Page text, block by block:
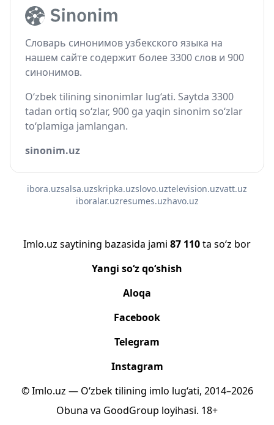
Словарь синонимов узбекского языка на
нашем сайте содержит более 3300 слов и 900
синонимов.
O‘zbek tilining sinonimlar lug‘ati. Saytda 3300
tadan ortiq so‘zlar, 900 ga yaqin sinonim so‘zlar
to‘plamiga jamlangan.
sinonim.uz
ibora.uzsalsa.uzskripka.uzslovo.uztelevision.uzvatt.uz
iboralar.uzresumes.uzhavo.uz
Imlo.uz saytining bazasida jami 87 110ta so‘z bor
Yangi so‘z qo‘shish
Aloqa
Facebook
Telegram
Instagram
© Imlo.uz — O‘zbek tilining imlo lug‘ati, 2014–2026
Obuna va GoodGroup loyihasi. 18+